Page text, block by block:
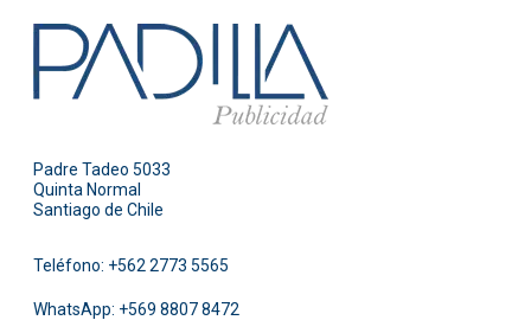
Padre Tadeo 5033
Quinta Normal
Santiago de Chile
Teléfono: +562 2773 5565
WhatsApp: +569 8807 8472